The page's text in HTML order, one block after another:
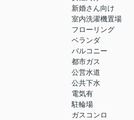
新婚さん向け
室内洗濯機置場
フローリング
ベランダ
バルコニー
都市ガス
公営水道
公共下水
電気有
駐輪場
ガスコンロ